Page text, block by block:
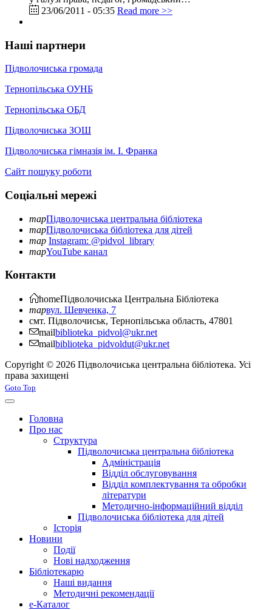
23/06/2011 - 05:35 Read more >>
Наші партнери
Підволочиська громада
Тернопільська ОУНБ
Тернопільська ОБД
Підволочиська ЗОШ
Підволочиська гімназія ім. І. Франка
Сайт пошуку роботи
Соціальні мережі
mapПідволочиська центральна бібліотека
mapПідволочиська бібліотека для дітей
map Instagram: @pidvol_library
mapYouTube канал
Контакти
homeПідволочиська Центральна Бібліотека
mapвул. Шевченка, 7
смт. Підволочиськ, Тернопільська область, 47801
mailbiblioteka_pidvol@ukr.net
mailbiblioteka_pidvoldut@ukr.net
Copyright © 2026 Підволочиська центральна бібліотека. Усі
права захищені
Joomla! 3 Templates
Goto Top
Головна
Про нас
Структура
Підволочиська центральна бібліотека
Адміністрація
Відділ обслуговування
Відділ комплектування та обробки
літератури
Методично-інформаційний відділ
Підволочиська бібліотека для дітей
Історія
Новини
Події
Нові надходження
Бібліотекарю
Наші видання
Методичні рекомендації
e-Каталог